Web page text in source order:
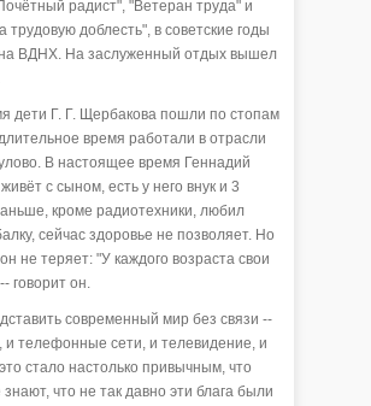
радист", "Ветеран труда" и
трудовую доблесть", в советские годы
ВДНХ. На заслуженный отдых вышел
дети Г. Г. Щербакова пошли по стопам
время работали в отрасли
В настоящее время Геннадий
с сыном, есть у него внук и 3
кроме радиотехники, любил
сейчас здоровье не позволяет. Но
не теряет: "У каждого возраста свои
говорит он.
современный мир без связи --
и телефонные сети, и телевидение, и
стало настолько привычным, что
что не так давно эти блага были